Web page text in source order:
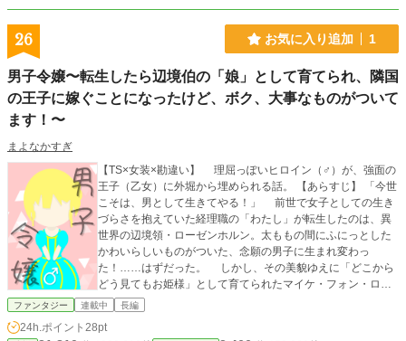
26 お気に入り追加 1
男子令嬢〜転生したら辺境伯の「娘」として育てられ、隣国
の王子に嫁ぐことになったけど、ボク、大事なものがついて
ます！〜
まよなかすぎ
【TS×女装×勘違い】 理屈っぽいヒロイン（♂）が、強面の
王子（乙女）に外堀から埋められる話。 【あらすじ】 「今世
こそは、男として生きてやる！」 前世で女子としての生き
づらさを抱えていた経理職の「わたし」が転生したのは、異
世界の辺境領・ローゼンホルン。太ももの間にふにっとした
かわいらしいものがついた、念願の男子に生まれ変わっ
た！……はずだった。 しかし、その美貌ゆえに「どこから
どう見てもお姫様」として育てられたマイケ・フォン・ロー
ゼンホルンこと「ボク」は、15歳を迎えたある日、軍事大国
られる。 「いやボク、大事なものがついてますけど！？」
ファンタジー 連載中 長編
24h.ポイント 28pt